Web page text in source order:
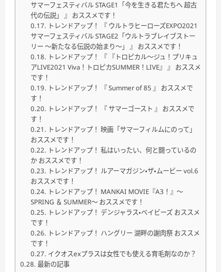
サマーフェスティバル STAGE1「今を生きる君たちへ 超古
代の伝説」 』 おススメです！
トレンドアップ！ 『 ウルトラヒーローズEXPO2021
サマーフェスティバル STAGE2「ウルトラブレイブストー
リー 〜新たなる伝説の始まり〜」 』 おススメです！
トレンドアップ！ 『 『トロピカル〜ジュ！プリキュ
アLIVE2021 Viva！トロピカSUMMER！LIVE』 』 おススメ
です！
トレンドアップ！ 『 Summer of 85 』 おススメで
す！
トレンドアップ！ 『 サマーゴースト 』 おススメで
す！
トレンドアップ！ 映画「サマーフィルムにのって」
おススメです！
トレンドアップ！ 私はいったい、何と闘っているの
か おススメです！
トレンドアップ！ ルアーマガジン・ザ・ムービー vol.6
おススメです！
トレンドアップ！ MANKAI MOVIE『A3！』〜
SPRING ＆ SUMMER〜 おススメです！
トレンドアップ！ デンジャラス・ベイビーズ おススメ
です！
トレンドアップ！ ハングリー 湖畔の謝肉祭 おススメ
です！
イクオスexプラスは女性でも使える育毛剤なのか？
最新の記事